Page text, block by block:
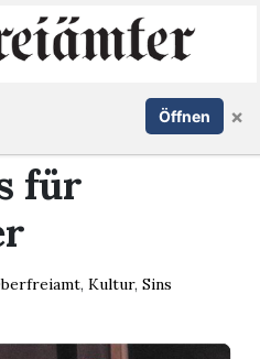
Abonnieren Anmelden
für
,Kultur,Sins
Öffnen ×